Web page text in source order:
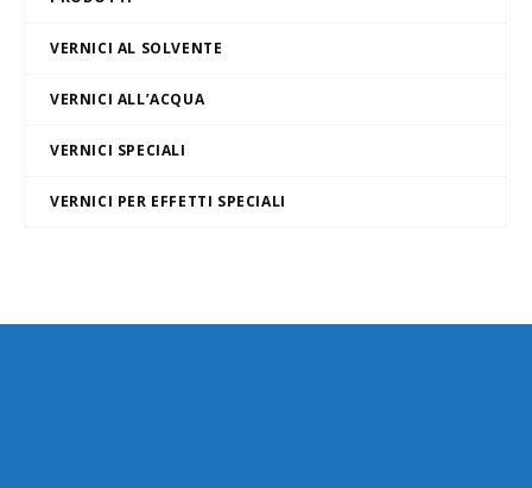
VERNICI AL SOLVENTE
VERNICI ALL’ACQUA
VERNICI SPECIALI
VERNICI PER EFFETTI SPECIALI